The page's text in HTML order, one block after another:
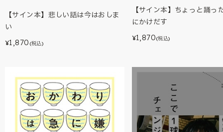
【サイン本】悲しい話は今はおしま
い
¥1,870 (税込)
【サイン本】ちょっと踊っ
にかけだす
¥1,870(税込)